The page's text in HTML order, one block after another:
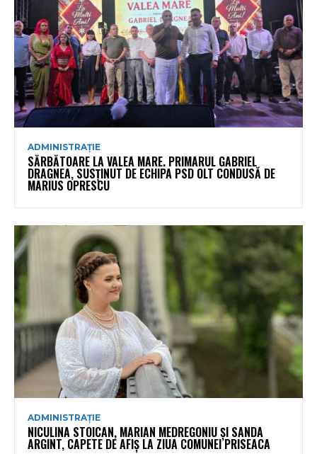
ADMINISTRAȚIE
SĂRBĂTOARE LA VALEA MARE. PRIMARUL GABRIEL
DRAGNEA, SUSȚINUT DE ECHIPA PSD OLT CONDUSĂ DE
MARIUS OPRESCU
ADMINISTRAȚIE
NICULINA STOICAN, MARIAN MEDREGONIU ȘI SANDA
ARGINT, CAPETE DE AFIȘ LA ZIUA COMUNEI PRISEACA